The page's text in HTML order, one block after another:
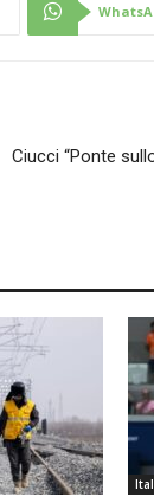
Ciucci “Ponte